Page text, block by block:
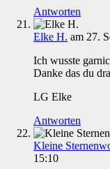
Antworten
Elke H. am 27.
Ich wusste
Danke das du
LG Elke
Antworten
Kleine
15:10